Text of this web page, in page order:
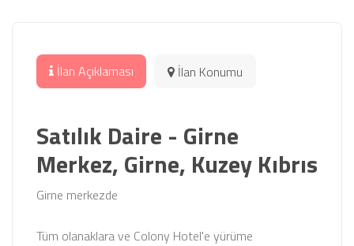
İlan Açıklaması İlan Konumu
Satılık Daire - Girne
Merkez, Girne, Kuzey Kıbrıs
Girne merkezde
Tüm olanaklara ve Colony Hotel'e yürüme